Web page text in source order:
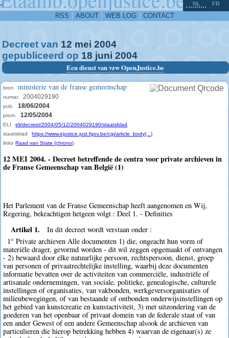
-
RSS ABOUT WEB LOG CONTACT
NL FR
Decreet van 12 mei 2004
gepubliceerd op 18 juni 2004
Een dienst van vzw OpenJustice.be
bron ministerie van de franse gemeenschap
numac 2004029190
pub. 18/06/2004
prom. 12/05/2004
ELI
eli/decreet/2004/05/12/2004029190/staatsblad
staatsblad
https://www.ejustice.just.fgov.be/cgi/article_body(...)
links Raad van State (chrono)
12 MEI 2004. - Decreet betreffende de centra voor private archieven in
de Franse Gemeenschap van België (1)
Het Parlement van de Franse Gemeenschap heeft aangenomen en Wij,
Regering, bekrachtigen hetgeen volgt : Deel 1. - Definities
Artikel 1.
In dit decreet wordt verstaan onder :
1° Private archieven Alle documenten 1) die, ongeacht hun vorm of
materiële drager, gevormd worden - dit wil zeggen opgemaakt of ontvangen
- 2) bewaard door elke natuurlijke persoon, rechtspersoon, dienst, groep
van personen of privaatrechtelijke instelling, waarbij deze documenten
informatie bevatten over de activiteiten van commerciële, industriële of
artisanale ondernemingen, van sociale, politieke, genealogische, culturele
instellingen of organisaties, van vakbonden, werkgeversorganisaties of
milieubewegingen, of van bestaande of ontbonden onderwijsinstellingen op
het gebied van kunstcreatie en kunstactiviteit, 3) met uitzondering van de
goederen van het openbaar of privaat domein van de federale staat of van
een ander Gewest of een andere Gemeenschap alsook de archieven van
particulieren die hierop betrekking hebben 4) waarvan de eigenaar(s) ze
^